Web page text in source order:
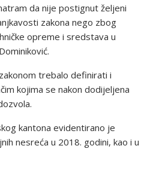
da nije postignut željeni
zakona nego zbog
opreme i sredstava u
trebalo definirati i
kojima se nakon dodijeljena
kantona evidentirano je
nesreća u 2018. godini, kao i u